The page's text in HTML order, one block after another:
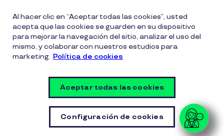
Mapa del sitio Trabaja con nosotros
Política entrega bonos Pluxee
Políticas de privacidad Términos de uso
Configuración de cookies
Al hacer clic en “Aceptar todas las cookies”, usted
acepta que las cookies se guarden en su dispositivo
para mejorar la navegación del sitio, analizar el uso del
mismo, y colaborar con nuestros estudios para
marketing. Política de cookies
Configuración de cookies
Aceptar todas las cookies